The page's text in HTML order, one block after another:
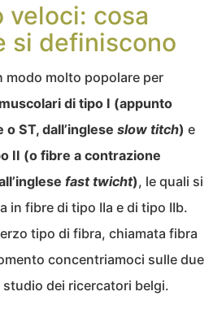
veloci: cosa
si definiscono
modo molto popolare per
di tipo I (appunto
ST, dall’inglese slow titch) e
II (o fibre a contrazione
fast twicht), le quali si
in fibre di tipo IIa e di tipo IIb.
tipo di fibra, chiamata fibra
concentriamoci sulle due
dei ricercatori belgi.